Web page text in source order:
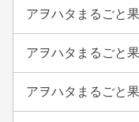
アヲハタまるごと
アヲハタまるごと
アヲハタまるごと